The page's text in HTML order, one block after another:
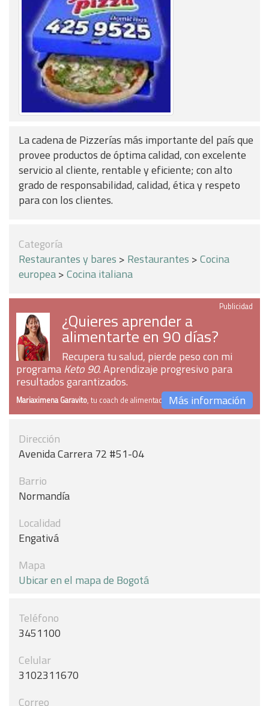
La cadena de Pizzerías más importante del país que
provee productos de óptima calidad, con excelente
servicio al cliente, rentable y eficiente; con alto
grado de responsabilidad, calidad, ética y respeto
para con los clientes.
Categoría
Restaurantes y bares > Restaurantes >Cocina
europea>Cocina italiana
Publicidad
¿Quieres aprender a
alimentarte en 90 días?
Recupera tu salud, pierde peso con mi
programaKeto 90. Aprendizaje progresivo para
resultados garantizados.
Mariaximena Garavito, tu coach de alimentaciónMás información
Dirección
Avenida Carrera 72 #51-04
Barrio
Normandía
Localidad
Engativá
Mapa
Ubicar en el mapa de Bogotá
Teléfono
3451100
Celular
3102311670
Correo